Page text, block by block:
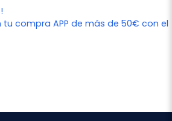
tu compra APP de más de 50€ con el